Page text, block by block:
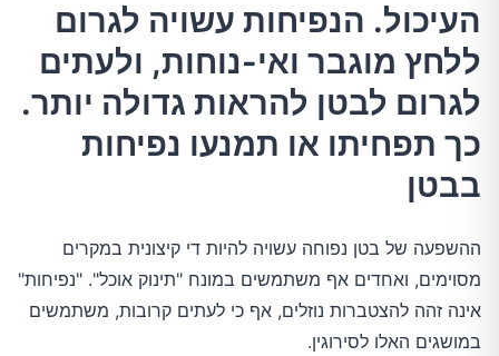
1.אל תאכלו יותר מדי בבת אחת
2.ערכו בדיקות אלרגיה ורגישות למזונות נפוצים
3.הימנעו מבליעת אוויר וגזים
5.נסו תזונה דלה ב-FODMAPs
6.היזהרו מסוכר אלכוהולי
העיכול. הנפיחות עשויה לגרום
ללחץ מוגבר ואי-נוחות, ולעתים
לגרום לבטן להראות גדולה יותר.
כך תפחיתו או תמנעו נפיחות
בבטן
ההשפעה של בטן נפוחה עשויה להיות די קיצונית במקרים
מסוימים, ואחדים אף משתמשים במונח "תינוק אוכל". "נפיחות"
אינה זהה להצטברות נוזלים, אף כי לעתים קרובות, משתמשים
במושגים האלו לסירוגין.